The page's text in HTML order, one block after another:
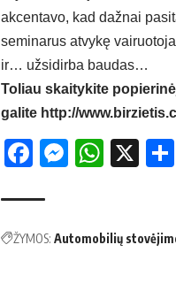
akcentavo, kad dažnai
seminarus atvykę
ir… užsidirba baudas…
Toliau skaitykite
galite http://
Facebook
X
ŽYMOS: Automobilių